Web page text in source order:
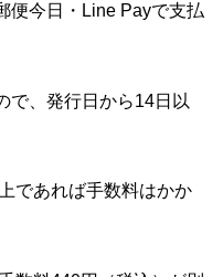
便今日・Line Payで支払
で、発行日から14日以
であれば手数料はかか